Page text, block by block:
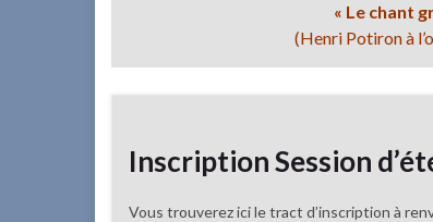
« Le chant
(Henri Potiron à
Inscription Session
Vous trouverez ici le tract d’inscription à